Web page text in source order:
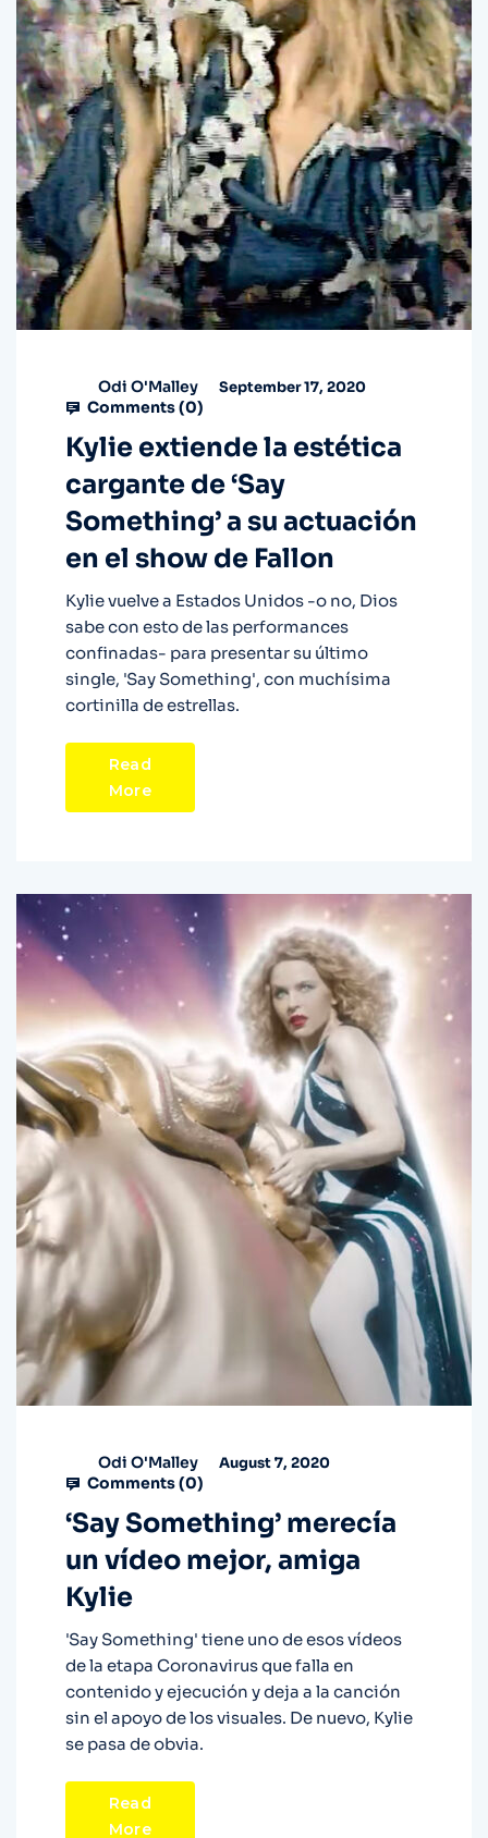
Odi O'Malley September 17, 2020
Comments (0)
Kylie extiende la estética
cargante de ‘Say
Something’ a su actuación
en el show de Fallon
Kylie vuelve a Estados Unidos -o no, Dios
sabe con esto de las performances
confinadas- para presentar su último
single, 'Say Something', con muchísima
cortinilla de estrellas.
Read
More
Odi O'Malley August 7, 2020
Comments (0)
‘Say Something’ merecía
un vídeo mejor, amiga
Kylie
'Say Something' tiene uno de esos vídeos
de la etapa Coronavirus que falla en
contenido y ejecución y deja a la canción
sin el apoyo de los visuales. De nuevo, Kylie
se pasa de obvia.
Read
More